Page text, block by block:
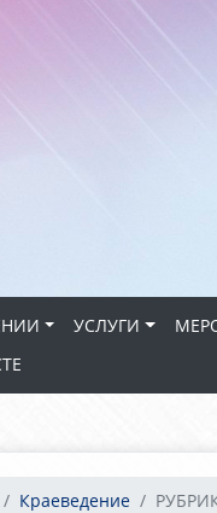
УСЛУГИ
Краеведение